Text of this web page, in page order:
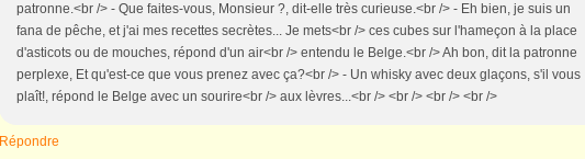
patronne.<br /> - Que faites-vous, Monsieur ?, dit-elle très curieuse.<br /> - Eh bien, je suis un
fana de pêche, et j'ai mes recettes secrètes... Je mets<br /> ces cubes sur l'hameçon à la place
d'asticots ou de mouches, répond d'un air<br /> entendu le Belge.<br /> Ah bon, dit la patronne
perplexe, Et qu'est-ce que vous prenez avec ça?<br /> - Un whisky avec deux glaçons, s'il vous
plaît!, répond le Belge avec un sourire<br /> aux lèvres...<br /> <br /> <br /> <br />
Répondre